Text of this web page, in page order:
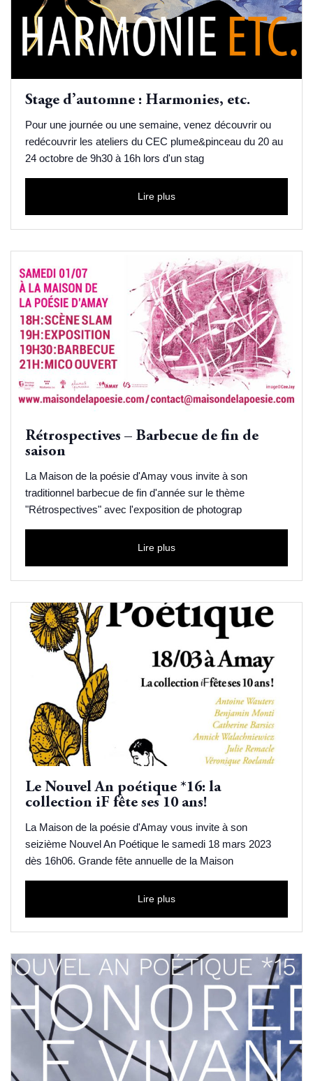
Stage d’automne : Harmonies, etc.
Pour une journée ou une semaine, venez découvrir ou
redécouvrir les ateliers du CEC plume&pinceau du 20 au
24 octobre de 9h30 à 16h lors d'un stag
Lire plus
Rétrospectives – Barbecue de fin de
saison
La Maison de la poésie d'Amay vous invite à son
traditionnel barbecue de fin d'année sur le thème
"Rétrospectives" avec l'exposition de photograp
Lire plus
Le Nouvel An poétique *16: la
collection iF fête ses 10 ans!
La Maison de la poésie d'Amay vous invite à son
seizième Nouvel An Poétique le samedi 18 mars 2023
dès 16h06. Grande fête annuelle de la Maison
Lire plus